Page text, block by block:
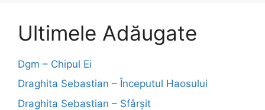
Ultimele Adăugate
Dgm – Chipul Ei
Draghita Sebastian – Începutul Haosului
Draghita Sebastian – Sfârșit